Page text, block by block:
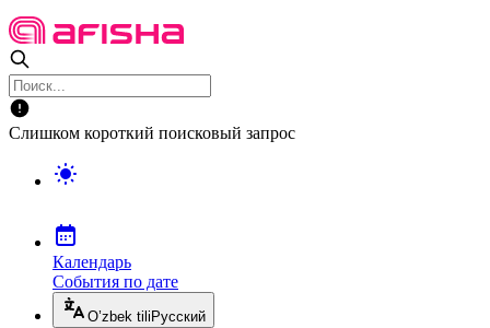
Слишком короткий поисковый запрос
Календарь
События по дате
O’zbek tili Русский